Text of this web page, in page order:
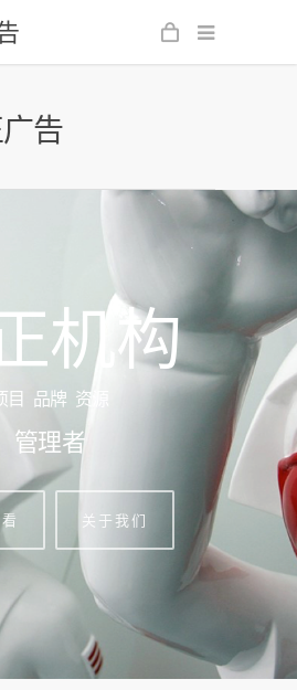
告
机构
目 品牌 资源
管理者
关于我们